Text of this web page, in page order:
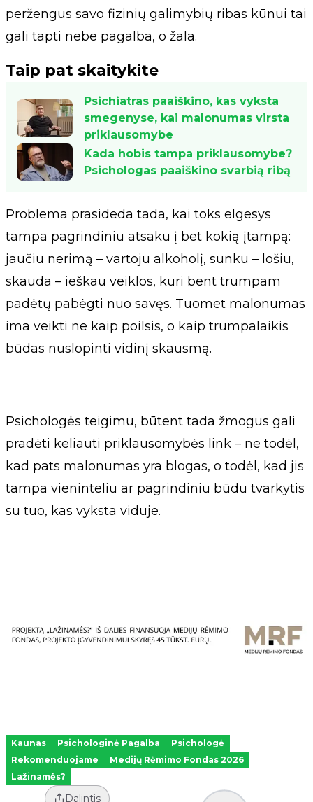
peržengus savo fizinių galimybių ribas kūnui tai
gali tapti nebe pagalba, o žala.
Taip pat skaitykite
Psichiatras paaiškino, kas vyksta
smegenyse, kai malonumas virsta
priklausomybe
Kada hobis tampa priklausomybe?
Psichologas paaiškino svarbią ribą
Problema prasideda tada, kai toks elgesys
tampa pagrindiniu atsaku į bet kokią įtampą:
jaučiu nerimą – vartoju alkoholį, sunku – lošiu,
skauda – ieškau veiklos, kuri bent trumpam
padėtų pabėgti nuo savęs. Tuomet malonumas
ima veikti ne kaip poilsis, o kaip trumpalaikis
būdas nuslopinti vidinį skausmą.
Psichologės teigimu, būtent tada žmogus gali
pradėti keliauti priklausomybės link – ne todėl,
kad pats malonumas yra blogas, o todėl, kad jis
tampa vieninteliu ar pagrindiniu būdu tvarkytis
su tuo, kas vyksta viduje.
Kaunas Psichologinė Pagalba
Psichologė
Rekomenduojame
Medijų Rėmimo Fondas 2026
Lažinamės?
Dalintis